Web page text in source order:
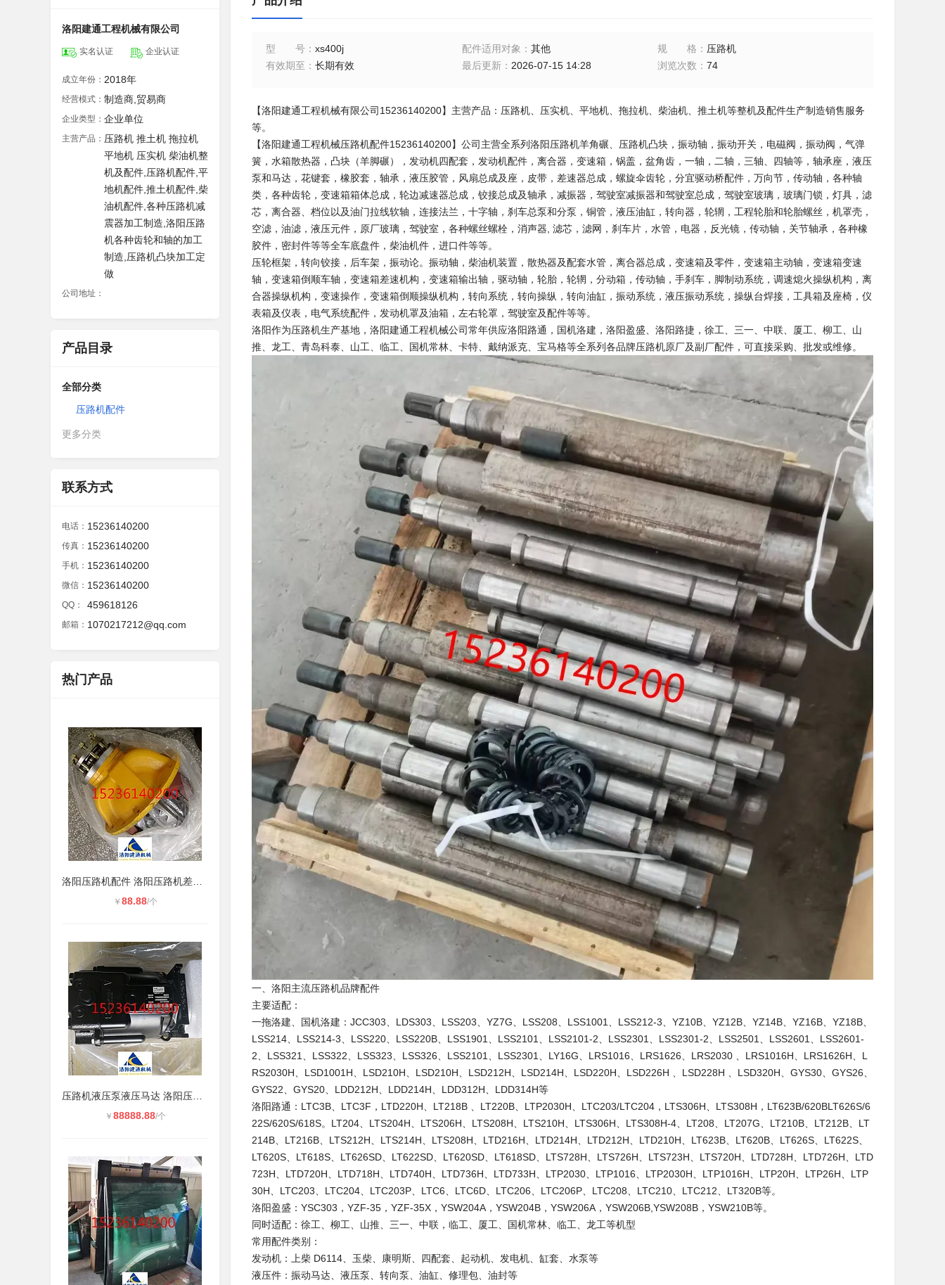
洛阳建通工程机械有限公司
实名认证 企业认证
成立年份： 2018年
经营模式： 制造商,贸易商
企业类型： 企业单位
主营产品： 压路机 推土机 拖拉机
平地机 压实机 柴油机整
机及配件,压路机配件,平
地机配件,推土机配件,柴
油机配件,各种压路机减
震器加工制造,洛阳压路
机各种齿轮和轴的加工
制造,压路机凸块加工定
做
公司地址：
产品目录
全部分类
压路机配件
更多分类
联系方式
电话： 15236140200
传真： 15236140200
手机： 15236140200
微信： 15236140200
QQ： 459618126
邮箱： 1070217212@qq.com
热门产品
￥ 88.88/个
￥ 88888.88/个
型号 ： xs400j 配件适用对象 ： 其他 规格 ： 压路机
有效期至 ： 长期有效 最后更新： 2026-07-15 14:28 浏览次数 ：74
【洛阳建通工程机械有限公司15236140200】主营产品：压路机、压实机、平地机、拖拉机、柴油机、推土机等整机及配件生产制造销售服务
等。
【洛阳建通工程机械压路机配件15236140200】公司主营全系列洛阳压路机羊角碾、压路机凸块，振动轴，振动开关，电磁阀，振动阀，气弹
簧，水箱散热器，凸块（羊脚碾），发动机四配套，发动机配件，离合器，变速箱，锅盖，盆角齿，一轴，二轴，三轴、四轴等，轴承座，液压
泵和马达，花键套，橡胶套，轴承，液压胶管，风扇总成及座，皮带，差速器总成，螺旋伞齿轮，分宜驱动桥配件，万向节，传动轴，各种轴
类，各种齿轮，变速箱箱体总成，轮边减速器总成，铰接总成及轴承，减振器，驾驶室减振器和驾驶室总成，驾驶室玻璃，玻璃门锁，灯具，滤
芯，离合器、档位以及油门拉线软轴，连接法兰，十字轴，刹车总泵和分泵，铜管，液压油缸，转向器，轮辋，工程轮胎和轮胎螺丝，机罩壳，
空滤，油滤，液压元件，原厂玻璃，驾驶室，各种螺丝螺栓，消声器, 滤芯，滤网，刹车片，水管，电器，反光镜，传动轴，关节轴承，各种橡
胶件，密封件等等全车底盘件，柴油机件，进口件等等。
压轮框架，转向铰接，后车架，振动论。振动轴，柴油机装置，散热器及配套水管，离合器总成，变速箱及零件，变速箱主动轴，变速箱变速
轴，变速箱倒顺车轴，变速箱差速机构，变速箱输出轴，驱动轴，轮胎，轮辋，分动箱，传动轴，手刹车，脚制动系统，调速熄火操纵机构，离
合器操纵机构，变速操作，变速箱倒顺操纵机构，转向系统，转向操纵，转向油缸，振动系统，液压振动系统，操纵台焊接，工具箱及座椅，仪
表箱及仪表，电气系统配件，发动机罩及油箱，左右轮罩，驾驶室及配件等等。
洛阳作为压路机生产基地，洛阳建通工程机械公司常年供应洛阳路通，国机洛建，洛阳盈盛、洛阳路捷，徐工、三一、中联、厦工、柳工、山
推、龙工、青岛科泰、山工、临工、国机常林、卡特、戴纳派克、宝马格等全系列各品牌压路机原厂及副厂配件，可直接采购、批发或维修。
一、洛阳主流压路机品牌配件
主要适配：
一拖洛建、国机洛建：JCC303、LDS303、LSS203、YZ7G、LSS208、LSS1001、LSS212-3、YZ10B、YZ12B、YZ14B、YZ16B、YZ18B、
LSS214、LSS214-3、LSS220、LSS220B、LSS1901、LSS2101、LSS2101-2、LSS2301、LSS2301-2、LSS2501、LSS2601、LSS2601-
2、LSS321、LSS322、LSS323、LSS326、LSS2101、LSS2301、LY16G、LRS1016、LRS1626、LRS2030 、LRS1016H、LRS1626H、L
RS2030H、LSD1001H、LSD210H、LSD210H、LSD212H、LSD214H、LSD220H、LSD226H 、LSD228H 、LSD320H、GYS30、GYS26、
GYS22、GYS20、LDD212H、LDD214H、LDD312H、LDD314H等
洛阳路通：LTC3B、LTC3F，LTD220H、LT218B 、LT220B、LTP2030H、LTC203/LTC204，LTS306H、LTS308H，LT623B/620BLT626S/6
22S/620S/618S。LT204、LTS204H、LTS206H、LTS208H、LTS210H、LTS306H、LTS308H-4、LT208、LT207G、LT210B、LT212B、LT
214B、LT216B、LTS212H、LTS214H、LTS208H、LTD216H、LTD214H、LTD212H、LTD210H、LT623B、LT620B、LT626S、LT622S、
LT620S、LT618S、LT626SD、LT622SD、LT620SD、LT618SD、LTS728H、LTS726H、LTS723H、LTS720H、LTD728H、LTD726H、LTD
723H、LTD720H、LTD718H、LTD740H、LTD736H、LTD733H、LTP2030、LTP1016、LTP2030H、LTP1016H、LTP20H、LTP26H、LTP
30H、LTC203、LTC204、LTC203P、LTC6、LTC6D、LTC206、LTC206P、LTC208、LTC210、LTC212、LT320B等。
洛阳盈盛：YSC303，YZF-35，YZF-35X，YSW204A，YSW204B，YSW206A，YSW206B,YSW208B，YSW210B等。
同时适配：徐工、柳工、山推、三一、中联，临工、厦工、国机常林、临工、龙工等机型
常用配件类别：
发动机：上柴 D6114、玉柴、康明斯、四配套、起动机、发电机、缸套、水泵等
液压件：振动马达、液压泵、转向泵、油缸、修理包、油封等